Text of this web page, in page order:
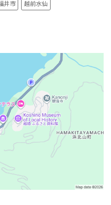
井市 越前水仙